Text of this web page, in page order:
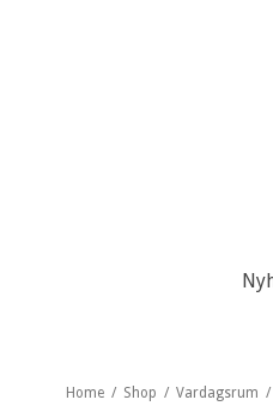
Home / Shop / Vardagsrum /